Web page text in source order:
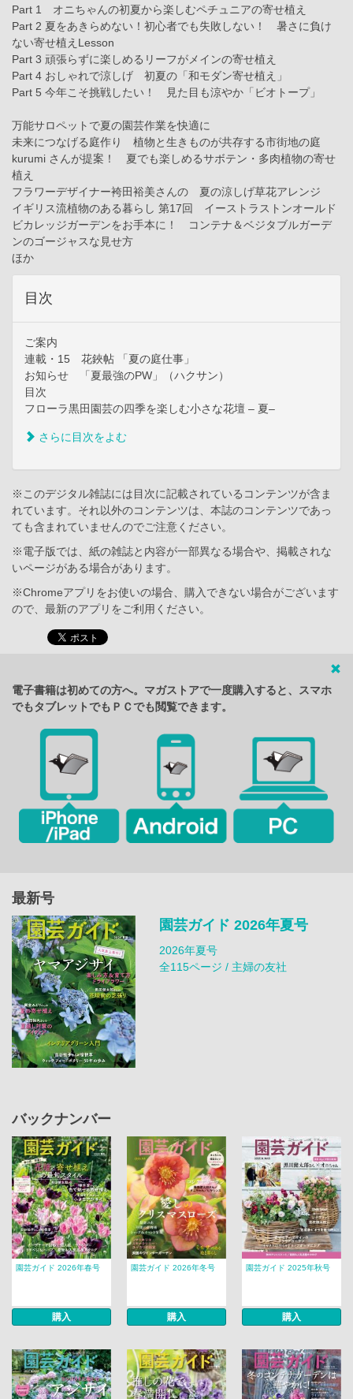
Part 1 オニちゃんの初夏から楽しむペチュニアの寄せ植え
Part 2 夏をあきらめない！初心者でも失敗しない！ 暑さに負け
ない寄せ植えLesson
Part 3 頑張らずに楽しめるリーフがメインの寄せ植え
Part 4 おしゃれで涼しげ 初夏の「和モダン寄せ植え」
Part 5 今年こそ挑戦したい！ 見た目も涼やか「ビオトープ」
万能サロペットで夏の園芸作業を快適に
未来につなげる庭作り 植物と生きものが共存する市街地の庭
kurumi さんが提案！ 夏でも楽しめるサボテン・多肉植物の寄せ
植え
フラワーデザイナー袴田裕美さんの 夏の涼しげ草花アレンジ
イギリス流植物のある暮らし 第17回 イーストラストンオールド
ビカレッジガーデンをお手本に！ コンテナ＆ベジタブルガーデ
ンのゴージャスな見せ方
ほか
目次
ご案内
連載・15 花鋏帖 「夏の庭仕事」
お知らせ 「夏最強のPW」（ハクサン）
目次
フローラ黒田園芸の四季を楽しむ小さな花壇 – 夏–
さらに目次をよむ
※このデジタル雑誌には目次に記載されているコンテンツが含ま
れています。それ以外のコンテンツは、本誌のコンテンツであっ
ても含まれていませんのでご注意ください。
※電子版では、紙の雑誌と内容が一部異なる場合や、掲載されな
いページがある場合があります。
※Chromeアプリをお使いの場合、購入できない場合がございます
ので、最新のアプリをご利用ください。
電子書籍は初めての方へ。マガストアで一度購入すると、スマホ
でもタブレットでもＰＣでも閲覧できます。
最新号
園芸ガイド 2026年夏号
2026年夏号
全115ページ / 主婦の友社
バックナンバー
園芸ガイド 2026年春号
購入
園芸ガイド 2026年冬号
購入
園芸ガイド 2025年秋号
購入